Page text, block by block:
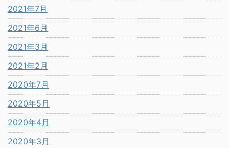
2021年7月
2021年6月
2021年3月
2021年2月
2020年7月
2020年5月
2020年4月
2020年3月